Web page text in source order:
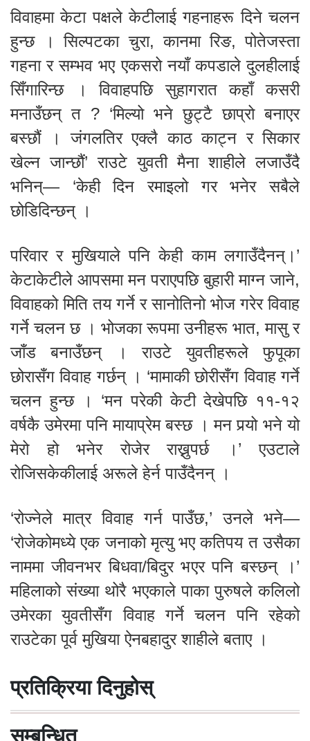
विवाहमा केटा पक्षले केटीलाई गहनाहरू दिने चलन
हुन्छ । सिल्पटका चुरा, कानमा रिङ, पोतेजस्ता
गहना र सम्भव भए एकसरो नयाँ कपडाले दुलहीलाई
सिँगारिन्छ । विवाहपछि सुहागरात कहाँ कसरी
मनाउँछन् त ? ‘मिल्यो भने छुट्टै छाप्रो बनाएर
बस्छौं । जंगलतिर एक्लै काठ काट्न र सिकार
खेल्न जान्छौं’ राउटे युवती मैना शाहीले लजाउँदै
भनिन्— ‘केही दिन रमाइलो गर भनेर सबैले
छोडिदिन्छन् ।
परिवार र मुखियाले पनि केही काम लगाउँदैनन्।’
केटाकेटीले आपसमा मन पराएपछि बुहारी माग्न जाने,
विवाहको मिति तय गर्ने र सानोतिनो भोज गरेर विवाह
गर्ने चलन छ । भोजका रूपमा उनीहरू भात, मासु र
जाँड बनाउँछन् । राउटे युवतीहरूले फुपूका
छोरासँग विवाह गर्छन् । ‘मामाकी छोरीसँग विवाह गर्ने
चलन हुन्छ । ‘मन परेकी केटी देखेपछि ११-१२
वर्षकै उमेरमा पनि मायाप्रेम बस्छ । मन पर्‍यो भने यो
मेरो हो भनेर रोजेर राख्नुपर्छ ।’ एउटाले
रोजिसकेकीलाई अरूले हेर्न पाउँदैनन् ।
‘रोज्नेले मात्र विवाह गर्न पाउँछ,’ उनले भने—
‘रोजेकोमध्ये एक जनाको मृत्यु भए कतिपय त उसैका
नाममा जीवनभर बिधवा/बिदुर भएर पनि बस्छन् ।’
महिलाको संख्या थोरै भएकाले पाका पुरुषले कलिलो
उमेरका युवतीसँग विवाह गर्ने चलन पनि रहेको
राउटेका पूर्व मुखिया ऐनबहादुर शाहीले बताए ।
प्रतिक्रिया दिनुहोस्
सम्बन्धित